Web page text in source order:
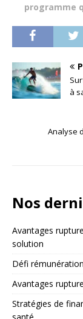
programme
à
Analyse
Nos
Avantages
solution
Défi
Avantages
Stratégies de
santé